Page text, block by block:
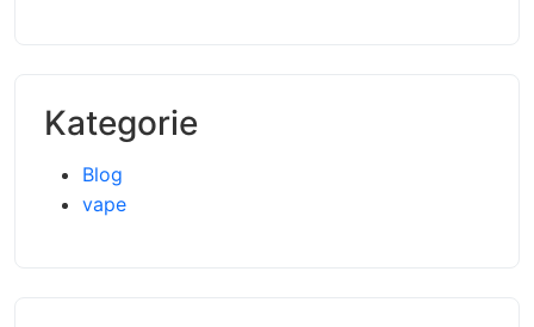
Kategorie
Blog
vape